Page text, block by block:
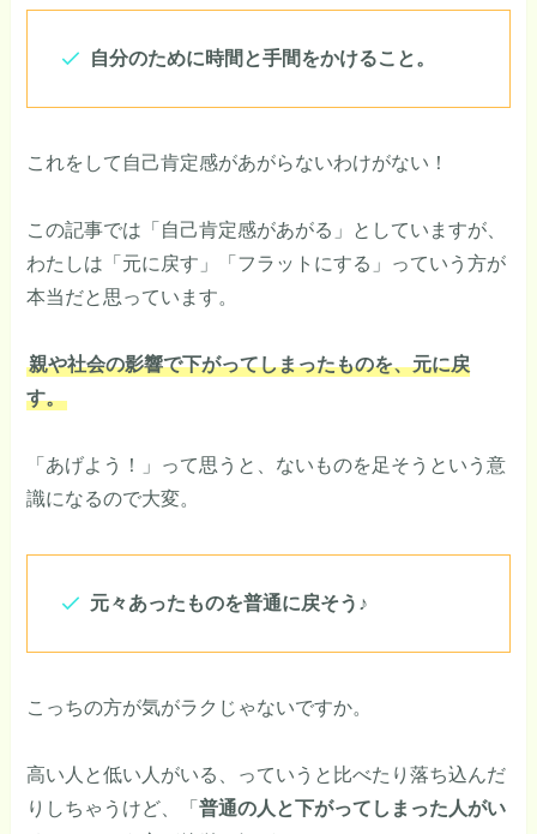
自分のために時間と手間をかけること。
これをして自己肯定感があがらないわけがない！
この記事では「自己肯定感があがる」としていますが、
わたしは「元に戻す」「フラットにする」っていう方が
本当だと思っています。
親や社会の影響で下がってしまったものを、元に戻
す。
「あげよう！」って思うと、ないものを足そうという意
識になるので大変。
元々あったものを普通に戻そう♪
こっちの方が気がラクじゃないですか。
高い人と低い人がいる、っていうと比べたり落ち込んだ
りしちゃうけど、「普通の人と下がってしまった人がい